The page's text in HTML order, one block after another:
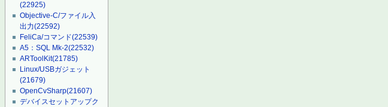
(22925)
Objective-C/ファイル入
出力(22592)
FeliCa/コマンド(22539)
A5：SQL Mk-2(22532)
ARToolKit(21785)
Linux/USBガジェット
(21679)
OpenCvSharp(21607)
デバイスセットアップク